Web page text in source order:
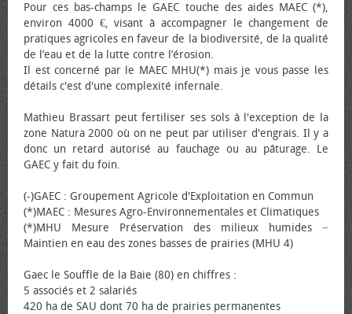
Pour ces bas-champs le GAEC touche des aides MAEC (*),
environ 4000 €, visant à accompagner le changement de
pratiques agricoles en faveur de la biodiversité, de la qualité
de l’eau et de la lutte contre l’érosion.
Il est concerné par le MAEC MHU(*) mais je vous passe les
détails c'est d'une complexité infernale.
Mathieu Brassart peut fertiliser ses sols à l'exception de la
zone Natura 2000 où on ne peut par utiliser d'engrais. Il y a
donc un retard autorisé au fauchage ou au pâturage. Le
GAEC y fait du foin.
(-)GAEC : Groupement Agricole d'Exploitation en Commun
(*)MAEC : Mesures Agro-Environnementales et Climatiques
(*)MHU Mesure Préservation des milieux humides −
Maintien en eau des zones basses de prairies (MHU 4)
Gaec le Souffle de la Baie (80) en chiffres :
5 associés et 2 salariés
420 ha de SAU dont 70 ha de prairies permanentes